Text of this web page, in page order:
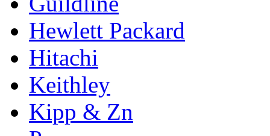
Hewlett Packard
Hitachi
Keithley
Kipp & Zn